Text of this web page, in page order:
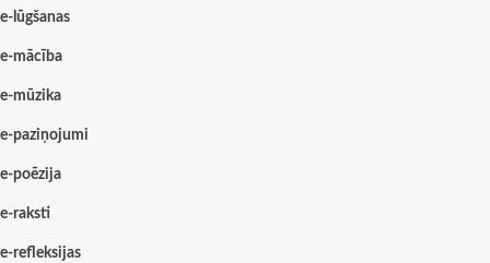
e-lūgšanas
e-mācība
e-mūzika
e-paziņojumi
e-poēzija
e-raksti
e-refleksijas